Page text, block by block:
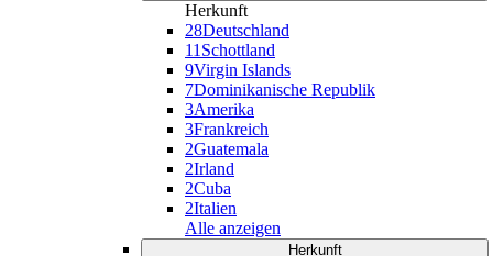
Herkunft
28Deutschland
11 Schottland
9Virgin Islands
7Dominikanische Republik
3Amerika
3Frankreich
2Guatemala
2Irland
2Cuba
2Italien
Alle anzeigen
Herkunft